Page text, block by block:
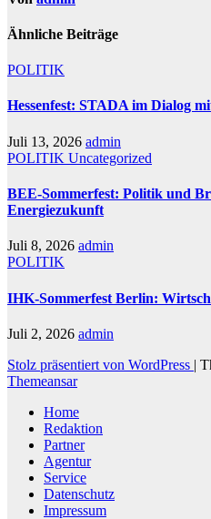
Ähnliche Beiträge
POLITIK
Hessenfest: STADA im Dialog
Juli 13, 2026 admin
POLITIK Uncategorized
BEE-Sommerfest: Politik und
Energiezukunft
Juli 8, 2026 admin
POLITIK
IHK-Sommerfest Berlin:
Juli 2, 2026 admin
Stolz präsentiert von WordPress |
Themeansar
Home
Redaktion
Partner
Agentur
Service
Datenschutz
Impressum